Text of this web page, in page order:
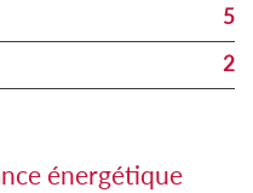
5
2
énergétique